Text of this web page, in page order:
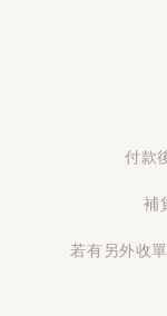
付款
補
若有另外收